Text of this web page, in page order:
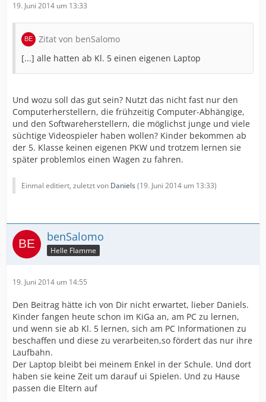
19. Juni 2014 um 13:33
Zitat von benSalomo
[...] alle hatten ab Kl. 5 einen eigenen Laptop
Und wozu soll das gut sein? Nutzt das nicht fast nur den
Computerherstellern, die frühzeitig Computer-Abhängige,
und den Softwareherstellern, die möglichst junge und viele
süchtige Videospieler haben wollen? Kinder bekommen ab
der 5. Klasse keinen eigenen PKW und trotzem lernen sie
später problemlos einen Wagen zu fahren.
Einmal editiert, zuletzt von Daniels(19. Juni 2014 um 13:33)
benSalomo
Helle Flamme
19. Juni 2014 um 14:55
Den Beitrag hätte ich von Dir nicht erwartet, lieber Daniels.
Kinder fangen heute schon im KiGa an, am PC zu lernen,
und wenn sie ab Kl. 5 lernen, sich am PC Informationen zu
beschaffen und diese zu verarbeiten,so fördert das nur ihre
Laufbahn.
Der Laptop bleibt bei meinem Enkel in der Schule. Und dort
haben sie keine Zeit um darauf ui Spielen. Und zu Hause
passen die Eltern auf